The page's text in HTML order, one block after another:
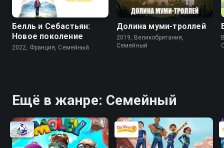
Белль и Себастьян:
Новое поколение
2022, Франция, Cемейный
Долина муми-троллей
2019, Великобритания,
Cемейный
Ещё в жанре: Cемейный